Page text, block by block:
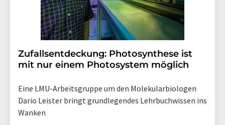
Zufallsentdeckung: Photosynthese ist
mit nur einem Photosystem möglich
Eine LMU-Arbeitsgruppe um den Molekularbiologen
Dario Leister bringt grundlegendes Lehrbuchwissen ins
Wanken